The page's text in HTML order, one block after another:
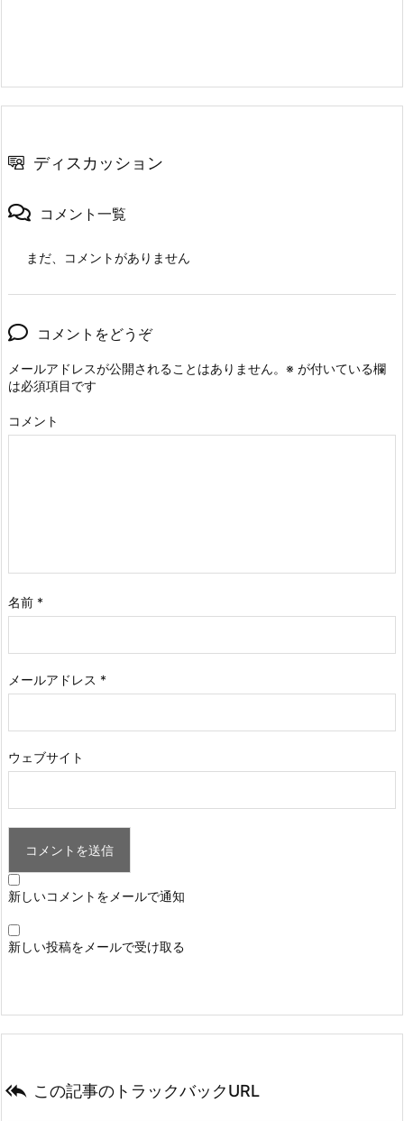
ディスカッション
コメント一覧
まだ、コメントがありません
コメントをどうぞ
メールアドレスが公開されることはありません。 ※ が付いている欄
は必須項目です
コメント
名前 *
メールアドレス *
ウェブサイト
新しいコメントをメールで通知
新しい投稿をメールで受け取る
 この記事のトラックバックURL